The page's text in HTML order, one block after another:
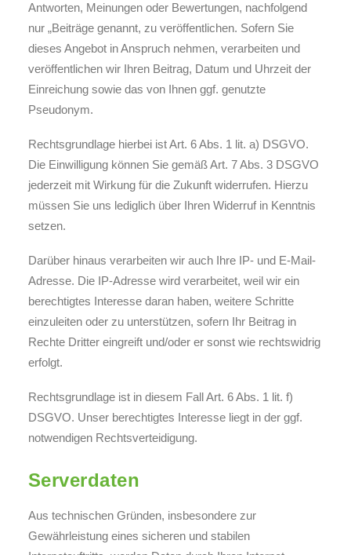
Antworten, Meinungen oder Bewertungen, nachfolgend
nur „Beiträge genannt, zu veröffentlichen. Sofern Sie
dieses Angebot in Anspruch nehmen, verarbeiten und
veröffentlichen wir Ihren Beitrag, Datum und Uhrzeit der
Einreichung sowie das von Ihnen ggf. genutzte
Pseudonym.
Rechtsgrundlage hierbei ist Art. 6 Abs. 1 lit. a) DSGVO.
Die Einwilligung können Sie gemäß Art. 7 Abs. 3 DSGVO
jederzeit mit Wirkung für die Zukunft widerrufen. Hierzu
müssen Sie uns lediglich über Ihren Widerruf in Kenntnis
setzen.
Darüber hinaus verarbeiten wir auch Ihre IP- und E-Mail-
Adresse. Die IP-Adresse wird verarbeitet, weil wir ein
berechtigtes Interesse daran haben, weitere Schritte
einzuleiten oder zu unterstützen, sofern Ihr Beitrag in
Rechte Dritter eingreift und/oder er sonst wie rechtswidrig
erfolgt.
Rechtsgrundlage ist in diesem Fall Art. 6 Abs. 1 lit. f)
DSGVO. Unser berechtigtes Interesse liegt in der ggf.
notwendigen Rechtsverteidigung.
Serverdaten
Aus technischen Gründen, insbesondere zur
Gewährleistung eines sicheren und stabilen